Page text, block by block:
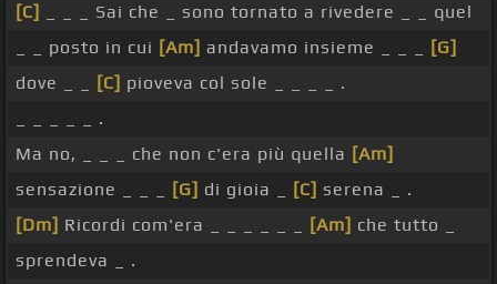
[C]
_ _ _ Sai che _ sono tornato a rivedere _ _ quel
_ _ posto in cui [Am] andavamo insieme _ _ _
[G]
dove _ _
[C] pioveva col sole _ _ _ _ .
_ _ _ _ _ .
Ma no, _ _ _ che non c'era più quella [Am]
sensazione _ _ _
[G] di gioia _ [C] serena _ .
[Dm] Ricordi com'era _ _ _ _ _ _ [Am] che tutto _
sprendeva _ .